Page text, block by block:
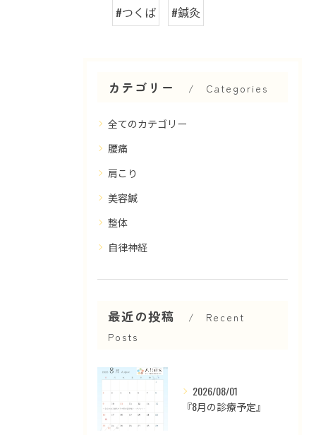
#つくば #鍼灸
カテゴリー Categories
全てのカテゴリー
腰痛
肩こり
美容鍼
整体
自律神経
最近の投稿
Recent
Posts
2026/08/01
『8月の診療予定』